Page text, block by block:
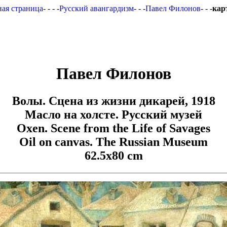
страница- - - -Русский авангардизм- - -Павел Филонов- - -
Павел Филонов
Волы. Сцена из жизни дикарей, 1918
Масло на холсте. Русский музей
Oxen. Scene from the Life of Savages
Oil on canvas. The Russian Museum
62.5x80 cm